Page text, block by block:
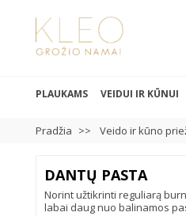
PLAUKAMS VEIDUI IR KŪNUI
Pradžia Veido ir kūno
DANTŲ PASTA
Norint užtikrinti reguliarą
labai daug nuo balinamos